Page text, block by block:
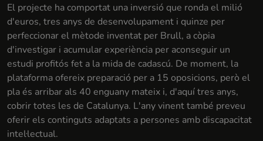
El projecte ha comportat una inversió que ronda el milió
d'euros, tres anys de desenvolupament i quinze per
perfeccionar el mètode inventat per Brull, a còpia
d'investigar i acumular experiència per aconseguir un
estudi profitós fet a la mida de cadascú. De moment, la
plataforma ofereix preparació per a 15 oposicions, però el
pla és arribar als 40 enguany mateix i, d'aquí tres anys,
cobrir totes les de Catalunya. L'any vinent també preveu
oferir els continguts adaptats a persones amb discapacitat
intel·lectual.